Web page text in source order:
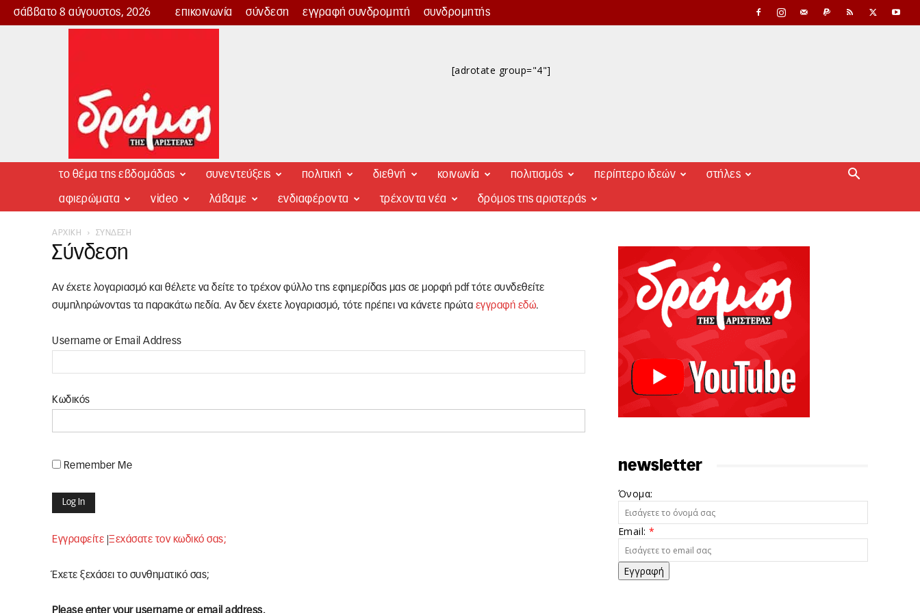
σάββατο 8 αύγουστος, 2026 επικοινωνία σύνδεση εγγραφή συνδρομητή συνδρομητής
Δρόμος
[adrotate group="4"]
το θέμα της εβδομάδας συνεντεύξεις πολιτική διεθνή κοινωνία πολιτισμός περίπτερο ιδεών στήλες
αφιερώματα video λάβαμε ενδιαφέροντα τρέχοντα νέα δρόμος της αριστεράς
ΑΡΧΙΚΉ ΣΎΝΔΕΣΗ
Σύνδεση
Αν έχετε λογαριασμό και θέλετε να δείτε το τρέχον φύλλο της εφημερίδας μας σε μορφή pdf τότε συνδεθείτε
συμπληρώνοντας τα παρακάτω πεδία. Αν δεν έχετε λογαριασμό, τότε πρέπει να κάνετε πρώτα εγγραφή εδώ.
Username or Email Address
Κωδικός
Remember Me
Εγγραφείτε Ξεχάσατε τον κωδικό σας;
Έχετε ξεχάσει το συνθηματικό σας;
Please enter your username or email address.
newsletter
Όνομα:
Email:*
Εγγραφή